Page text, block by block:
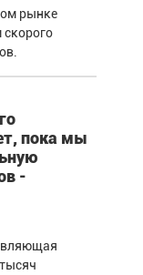
рынке
пока мы
-